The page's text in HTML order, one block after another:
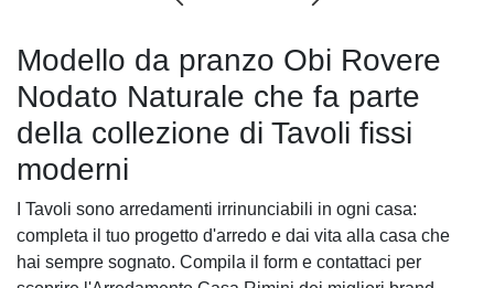
Modello da pranzo Obi Rovere
Nodato Naturale che fa parte
della collezione di Tavoli fissi
moderni
I Tavoli sono arredamenti irrinunciabili in ogni casa:
completa il tuo progetto d'arredo e dai vita alla casa che
hai sempre sognato. Compila il form e contattaci per